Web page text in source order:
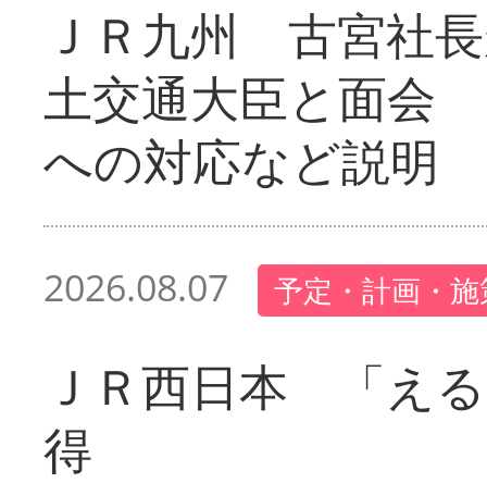
ＪＲ九州 古宮社
土交通大臣と面会
への対応など説明
2026.08.07 予定・計画・
ＪＲ西日本 「え
得